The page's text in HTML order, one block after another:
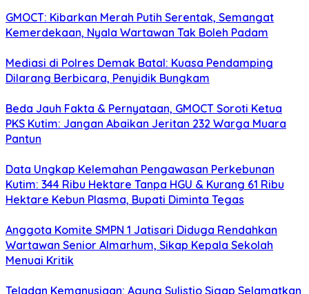
GMOCT: Kibarkan Merah Putih Serentak, Semangat
Kemerdekaan, Nyala Wartawan Tak Boleh Padam
Mediasi di Polres Demak Batal: Kuasa Pendamping
Dilarang Berbicara, Penyidik Bungkam
Beda Jauh Fakta & Pernyataan, GMOCT Soroti Ketua
PKS Kutim: Jangan Abaikan Jeritan 232 Warga Muara
Pantun
Data Ungkap Kelemahan Pengawasan Perkebunan
Kutim: 344 Ribu Hektare Tanpa HGU & Kurang 61 Ribu
Hektare Kebun Plasma, Bupati Diminta Tegas
Anggota Komite SMPN 1 Jatisari Diduga Rendahkan
Wartawan Senior Almarhum, Sikap Kepala Sekolah
Menuai Kritik
Teladan Kemanusiaan: Agung Sulistio Sigap Selamatkan